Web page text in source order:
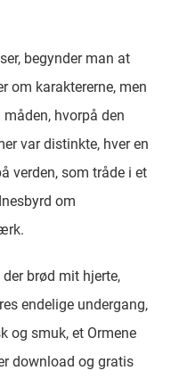
begynder man at
om karaktererne, men
måden, hvorpå den
var distinkte, hver en
verden, som tråde i et
om
brød mit hjerte,
endelige undergang,
og smuk, et Ormene
download og gratis